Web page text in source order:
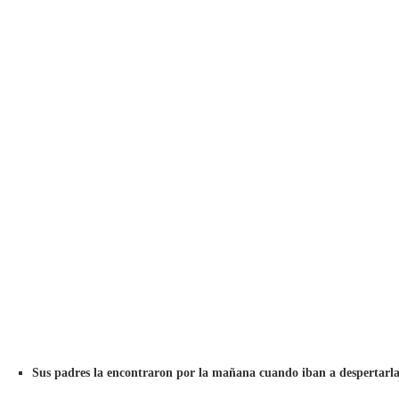
Sus padres la encontraron por la mañana cuando iban a